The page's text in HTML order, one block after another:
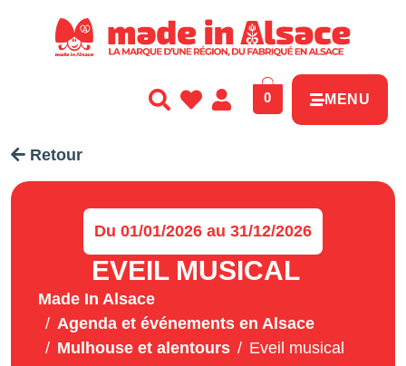
0 MENU
Retour
Du 01/01/2026 au 31/12/2026
EVEIL MUSICAL
Made In Alsace
Agenda et événements en Alsace
Mulhouse et alentours
Eveil musical